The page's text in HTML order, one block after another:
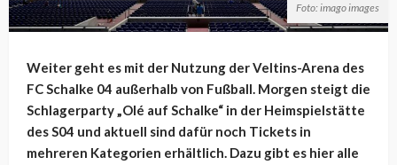
Foto: imago images
Weiter geht es mit der Nutzung der Veltins-Arena des
FC Schalke 04 außerhalb von Fußball. Morgen steigt die
Schlagerparty „Olé auf Schalke“ in der Heimspielstätte
des S04 und aktuell sind dafür noch Tickets in
mehreren Kategorien erhältlich. Dazu gibt es hier alle